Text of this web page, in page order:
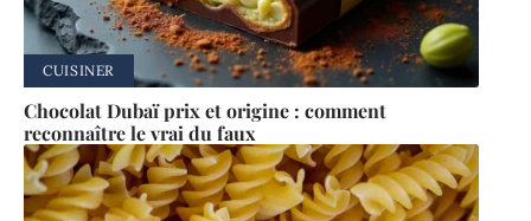
CUISINER
Chocolat Dubaï prix et origine : comment
reconnaître le vrai du faux